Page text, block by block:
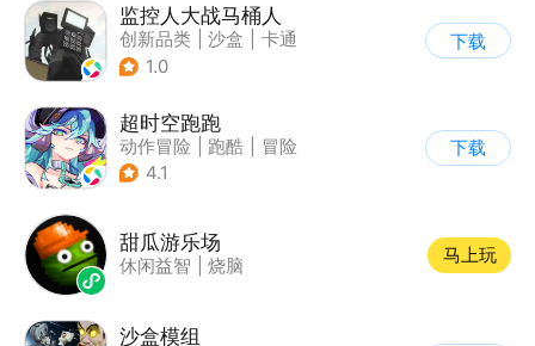
监控人大战马桶人
创新品类 沙盒
卡通
| 建造
1.0
下载
超时空跑跑
动作冒险 跑酷
冒险
| 沙盒
4.1
下载
甜瓜游乐场
休闲益智 烧脑
马上玩
沙盒模组